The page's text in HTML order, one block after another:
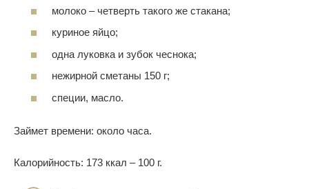
молоко – четверть такого же стакана;
куриное яйцо;
одна луковка и зубок чеснока;
нежирной сметаны 150 г;
специи, масло.
Займет времени: около часа.
Калорийность: 173 ккал – 100 г.